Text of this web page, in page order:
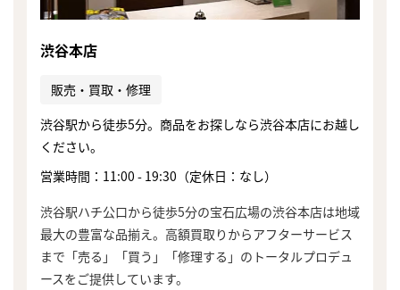
渋谷本店
販売・買取・修理
渋谷駅から徒歩5分。商品をお探しなら渋谷本店にお越し
ください。
営業時間：11:00 - 19:30（定休日：なし）
渋谷駅ハチ公口から徒歩5分の宝石広場の渋谷本店は地域
最大の豊富な品揃え。高額買取りからアフターサービス
まで「売る」「買う」「修理する」のトータルプロデュ
ースをご提供しています。